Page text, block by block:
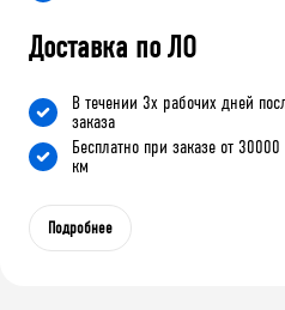
Доставка по ЛО
В течении 3х рабочих дней
заказа
Бесплатно при заказе от
км
Подробнее